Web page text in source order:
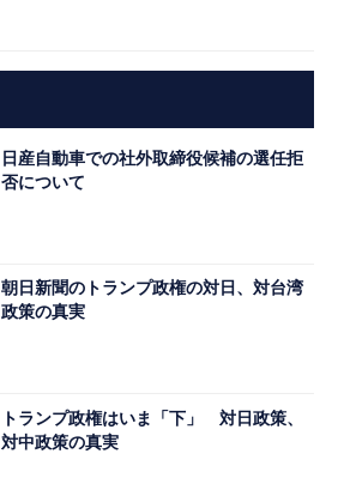
日産自動車での社外取締役候補の選任拒
否について
朝日新聞のトランプ政権の対日、対台湾
政策の真実
トランプ政権はいま「下」 対日政策、
対中政策の真実